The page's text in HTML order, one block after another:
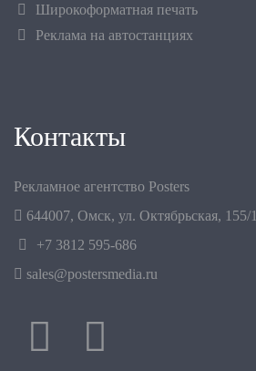
Широкоформатная печать
Реклама на автостанциях
Контакты
Рекламное агентство Posters
644007, Омск, ул. Октябрьская, 155/1
+7 3812 595-686
sales@postersmedia.ru